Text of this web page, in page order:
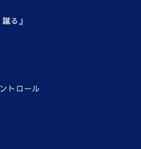
る』
トロール